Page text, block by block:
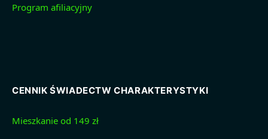
Program afiliacyjny
CENNIK ŚWIADECTW CHARAKTERYSTYKI
Mieszkanie od 149 zł